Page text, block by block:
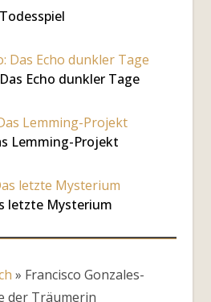
Echo dunkler Tage
Lemming-Projekt
letzte Mysterium
» Francisco Gonzales-
der Träumerin